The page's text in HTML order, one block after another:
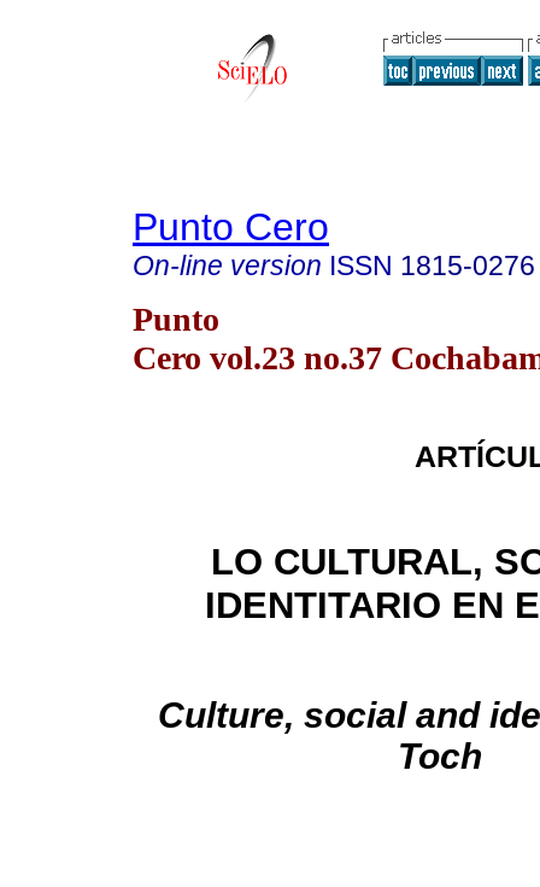
Punto Cero
On-line version ISSN 1815-0276
Punto
Cero vol.23 no.37
LO CULTURAL,
IDENTITARIO EN
Culture, social and
Toch